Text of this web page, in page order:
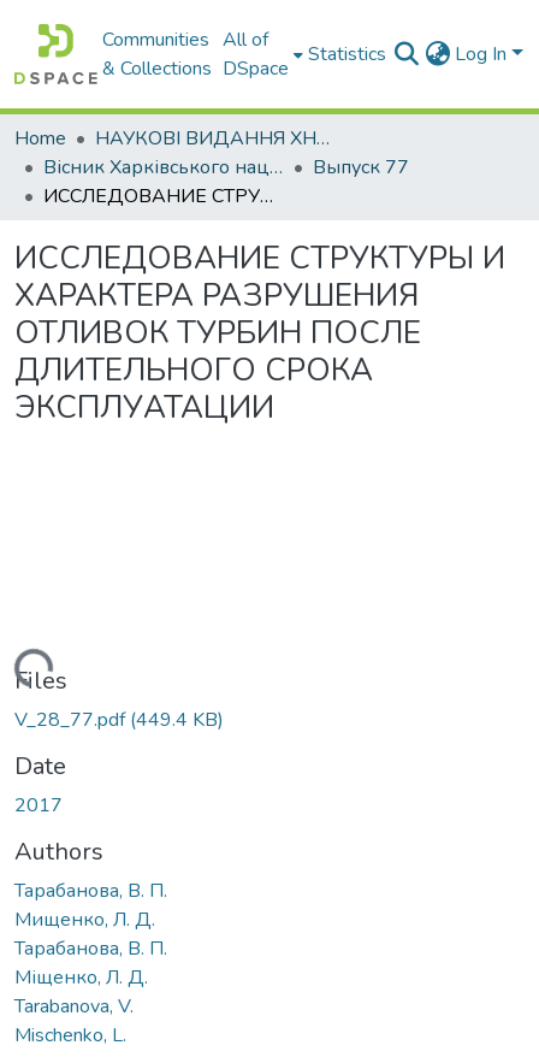
Communities
& Collections
All of
DSpace
Statistics Log In
Home
НАУКОВІ ВИДАННЯ ХНАДУ
Вісник Харківського національного автомобільно-дорожнього університету / Вестник Харьковского национального автомобильно-дорожного университета
Выпуск 77
ИССЛЕДОВАНИЕ СТРУКТУРЫ И ХАРАКТЕРА РАЗРУШЕНИЯ ОТЛИВОК ТУРБИН ПОСЛЕ ДЛИТЕЛЬНОГО СРОКА ЭКСПЛУАТАЦИИ
ИССЛЕДОВАНИЕ СТРУКТУРЫ И
ХАРАКТЕРА РАЗРУШЕНИЯ
ОТЛИВОК ТУРБИН ПОСЛЕ
ДЛИТЕЛЬНОГО СРОКА
ЭКСПЛУАТАЦИИ
Files
V_28_77.pdf(449.4 KB)
Date
2017
Authors
Тарабанова, В. П.
Мищенко, Л. Д.
Тарабанова, В. П.
Міщенко, Л. Д.
Tarabanova, V.
Mischenko, L.